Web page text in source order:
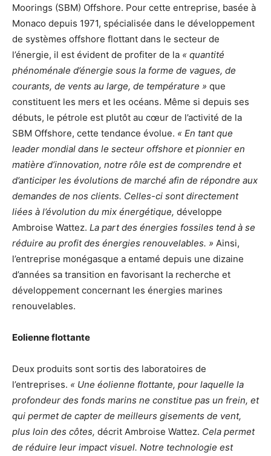
Moorings (SBM) Offshore. Pour cette entreprise, basée à
Monaco depuis 1971, spécialisée dans le développement
de systèmes offshore flottant dans le secteur de
l’énergie, il est évident de profiter de la « quantité
phénoménale d’énergie sous la forme de vagues, de
courants, de vents au large, de température » que
constituent les mers et les océans. Même si depuis ses
débuts, le pétrole est plutôt au cœur de l’activité de la
SBM Offshore, cette tendance évolue. « En tant que
leader mondial dans le secteur offshore et pionnier en
matière d’innovation, notre rôle est de comprendre et
d’anticiper les évolutions de marché afin de répondre aux
demandes de nos clients. Celles-ci sont directement
liées à l’évolution du mix énergétique, développe
Ambroise Wattez. La part des énergies fossiles tend à se
réduire au profit des énergies renouvelables. » Ainsi,
l’entreprise monégasque a entamé depuis une dizaine
d’années sa transition en favorisant la recherche et
développement concernant les énergies marines
renouvelables.
Eolienne flottante
Deux produits sont sortis des laboratoires de
l’entreprises. « Une éolienne flottante, pour laquelle la
profondeur des fonds marins ne constitue pas un frein, et
qui permet de capter de meilleurs gisements de vent,
plus loin des côtes, décrit Ambroise Wattez. Cela permet
de réduire leur impact visuel. Notre technologie est